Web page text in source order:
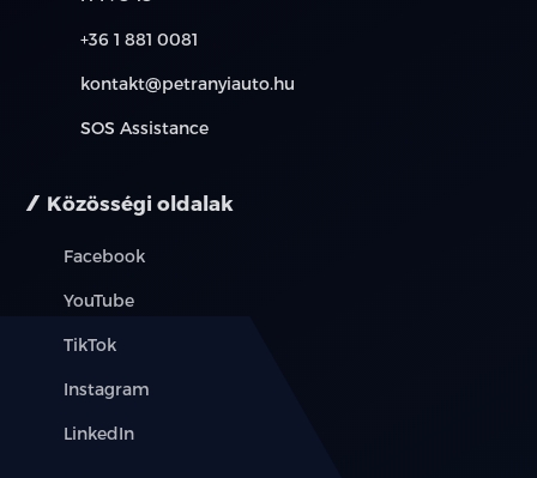
+36 1 881 0081
kontakt@petranyiauto.hu
SOS Assistance
Közösségi oldalak
Facebook
YouTube
TikTok
Instagram
LinkedIn